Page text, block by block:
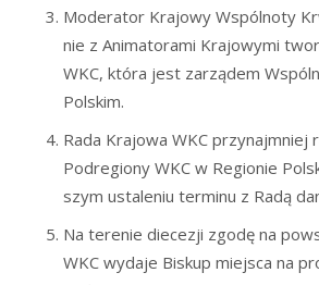
Mode­ra­tor Kra­jo­wy Wspól­no­ty
nie z Ani­ma­to­ra­mi Kra­jo­wy­mi
WKC, któ­ra jest zarzą­dem
Polskim.
Rada Kra­jo­wa WKC przy­naj­mniej
Pod­re­gio­ny WKC w Regio­nie
szym usta­le­niu ter­mi­nu z Radą
Na tere­nie die­ce­zji zgo­dę na
WKC wyda­je Biskup miej­sca na